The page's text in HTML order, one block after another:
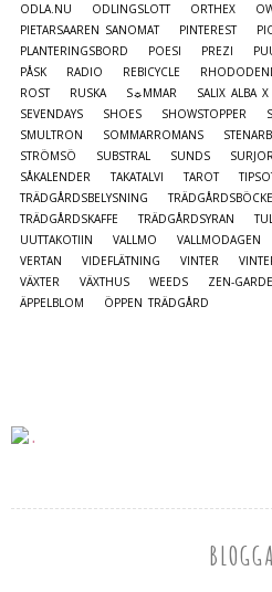
ODLA.NU
ODLINGSLOTT ORTHEX
PIETARSAAREN SANOMAT
PINTEREST
PLANTERINGSBORD
POESI PREZI
PÅSK
RADIO REBICYCLE
ROST
RUSKA S☼MMAR SALIX ALBA
SEVENDAYS
SHOES SHOWSTOPPER
SMULTRON
SOMMARROMANS
STRÖMSÖ
SUBSTRAL SUNDS
SÅKALENDER
TAKATALVI TAROT
TRÄDGÅRDSBELYSNING
TRÄDGÅRDSKAFFE
TRÄDGÅRDSYRAN
UUTTAKOTIIN
VALLMO VALLMODAGEN
VERTAN
VIDEFLÄTNING VINTER
VÄXTER
VÄXTHUS WEEDS ZEN-
ÄPPELBLOM
ÖPPEN TRÄDGÅRD